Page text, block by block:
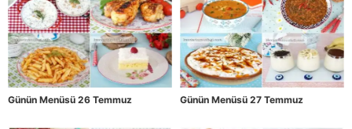
Günün Menüsü 26 Temmuz Günün Menüsü 27 Temmuz